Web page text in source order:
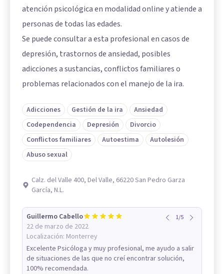
atención psicológica en modalidad online y atiende a
personas de todas las edades.
Se puede consultar a esta profesional en casos de
depresión, trastornos de ansiedad, posibles
adicciones a sustancias, conflictos familiares o
problemas relacionados con el manejo de la ira.
Adicciones Gestión de la ira
Ansiedad
Codependencia
Depresión
Divorcio
Conflictos familiares
Autoestima
Autolesión
Abuso sexual
Calz. del Valle 400, Del Valle, 66220 San Pedro Garza
García, N.L.
Guillermo Cabello
22 de marzo de 2022
Localización: Monterrey
1/5
Excelente Psicóloga y muy profesional, me ayudo a salir
de situaciones de las que no creí encontrar solución,
100% recomendada.